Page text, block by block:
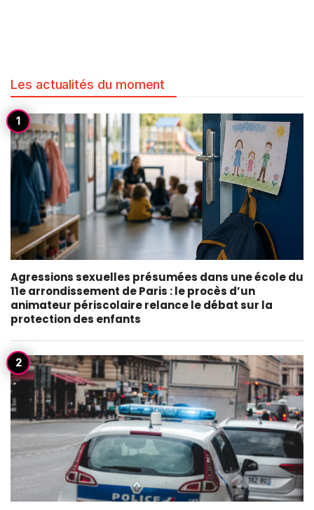
Les actualités du moment
Agressions sexuelles présumées dans une école du
11e arrondissement de Paris : le procès d’un
animateur périscolaire relance le débat sur la
protection des enfants